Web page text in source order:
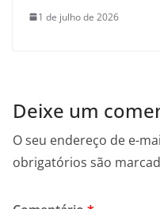
1 de julho de 2026
Deixe um
O seu endereço de e-
obrigatórios são